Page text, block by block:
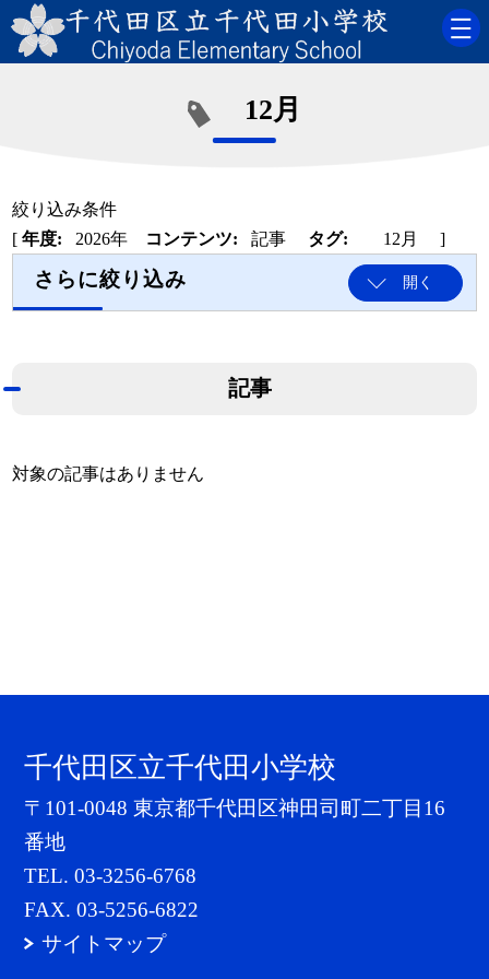
12月
絞り込み条件
[年度: 2026年 コンテンツ: 記事 タグ: 12月 ]
さらに絞り込み 開く
記事
対象の記事はありません
千代田区立千代田小学校
〒101-0048 東京都千代田区神田司町二丁目16
番地
TEL.03-3256-6768
FAX. 03-5256-6822
サイトマップ